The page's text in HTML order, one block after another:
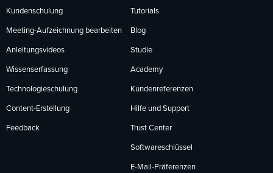
Kundenschulung
Meeting-Aufzeichnung bearbeiten
Anleitungsvideos
Wissenserfassung
Technologieschulung
Content-Erstellung
Feedback
Tutorials
Blog
Studie
Academy
Kundenreferenzen
Hilfe und Support
Trust Center
Softwareschlüssel
E-Mail-Präferenzen